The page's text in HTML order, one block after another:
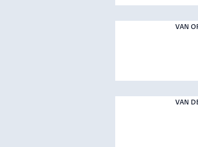
VAN
VAN